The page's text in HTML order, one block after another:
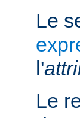
Le
l'
Le